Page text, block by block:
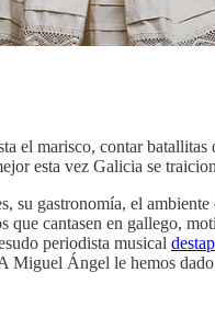
el marisco, contar
esta vez Galicia se
gastronomía, el
que cantasen en gallego,
periodista musical
Miguel Ángel le hemos